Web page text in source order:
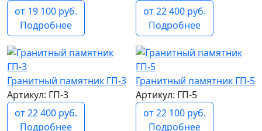
от 19 100 руб.
Подробнее
от 22 400 руб.
Подробнее
Гранитный памятник ГП-3
Артикул: ГП-3
от 22 400 руб.
Подробнее
Гранитный памятник ГП-5
Артикул: ГП-5
от 22 100 руб.
Подробнее